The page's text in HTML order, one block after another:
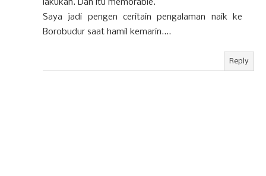
lakukan. Dan itu memorable.
Saya jadi pengen ceritain pengalaman naik ke
Borobudur saat hamil kemarin....
Reply